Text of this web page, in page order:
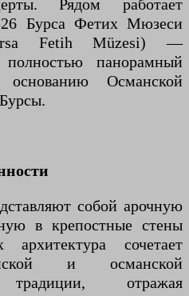
Рядом работает
Бурса Фетих Мюзеси
Fetih Müzesi) —
панорамный
Османской
собой арочную
в крепостные стены
сочетает
и османской
традиции, отражая